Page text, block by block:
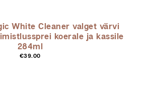
White Cleaner valget värvi
koerale ja kassile
284ml
€39.00